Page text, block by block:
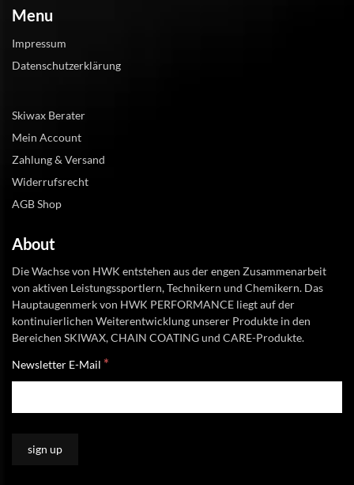
Menu
Impressum
Datenschutzerklärung
Skiwax Berater
Mein Account
Zahlung & Versand
Widerrufsrecht
AGB Shop
About
Die Wachse von HWK entstehen aus der engen Zusammenarbeit
von aktiven Leistungssportlern, Technikern und Chemikern. Das
Hauptaugenmerk von HWK PERFORMANCE liegt auf der
kontinuierlichen Weiterentwicklung unserer Produkte in den
Bereichen SKIWAX, CHAIN COATING und CARE-Produkte.
Newsletter E-Mail *